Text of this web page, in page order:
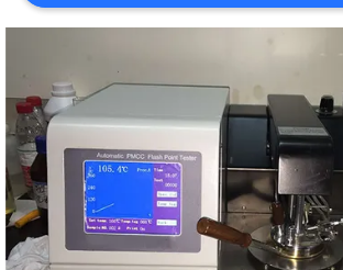
PLAN
SITE
POLITIQUE
DE
CONFIDENTIALITÉ